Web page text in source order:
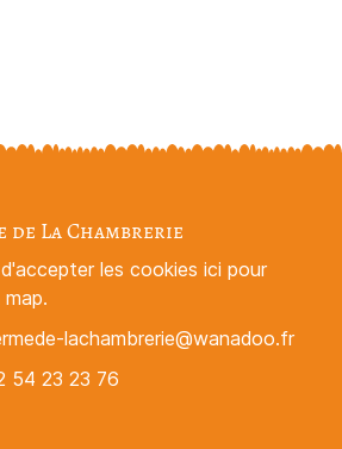
de La Chambrerie
les cookiesici pour
54 23 23 76